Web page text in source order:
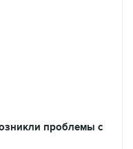
проблемы с